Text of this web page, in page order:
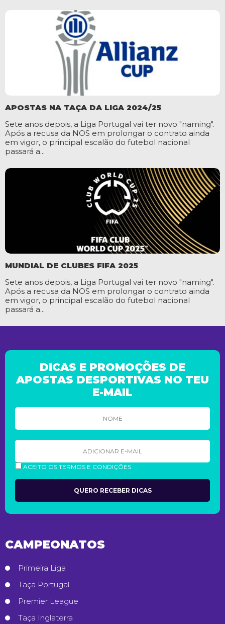
APOSTAS NA TAÇA DA LIGA 2024/25
Sete anos depois, a Liga Portugal vai ter novo "naming".
Após a recusa da NOS em prolongar o contrato ainda
em vigor, o principal escalão do futebol nacional
passará a...
MUNDIAL DE CLUBES FIFA 2025
Sete anos depois, a Liga Portugal vai ter novo "naming".
Após a recusa da NOS em prolongar o contrato ainda
em vigor, o principal escalão do futebol nacional
passará a...
DICAS E PROMOÇÕES DE
APOSTAS DESPORTIVAS NO TEU
E-MAIL
ACEITO OS TERMOS E CONDIÇÕES.
CAMPEONATOS
Primeira Liga
Taça Portugal
Premier League
Taça Inglaterra